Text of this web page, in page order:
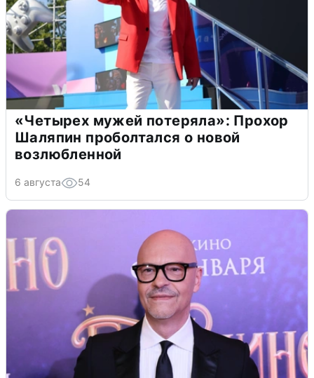
«Четырех мужей потеряла»: Прохор
Шаляпин проболтался о новой
возлюбленной
6 августа 54